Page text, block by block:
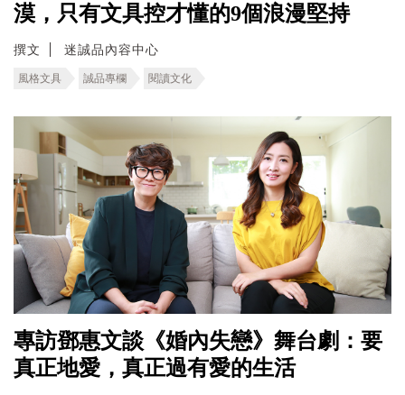
漠，只有文具控才懂的9個浪漫堅持
撰文 迷誠品內容中心
風格文具 誠品專欄 閱讀文化
專訪鄧惠文談《婚內失戀》舞台劇：要
真正地愛，真正過有愛的生活